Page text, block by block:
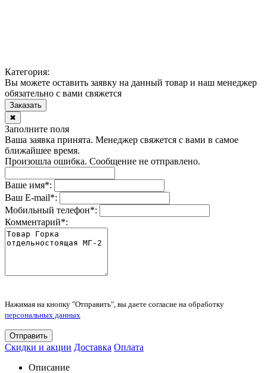
Категория:
Вы можете оставить заявку на данный товар и наш менеджер
обязательно с вами свяжется
Заказать
✖
Заполните поля
Ваша заявка принята. Менеджер свяжется с вами в самое
ближайшее время.
Произошла ошибка. Сообщение не отправлено.
Ваше имя*:
Ваш E-mail*:
Мобильный телефон*:
Комментарий*:
Нажимая на кнопку "Отправить", вы даете согласие на обработку
персональных данных
Отправить
Скидки и акции Доставка Оплата
Описание